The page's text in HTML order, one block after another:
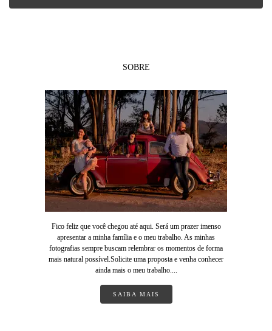
SOBRE
Fico feliz que você chegou até aqui. Será um prazer imenso
apresentar a minha família e o meu trabalho. As minhas
fotografias sempre buscam relembrar os momentos de forma
mais natural possível.Solicite uma proposta e venha conhecer
ainda mais o meu trabalho....
SAIBA MAIS